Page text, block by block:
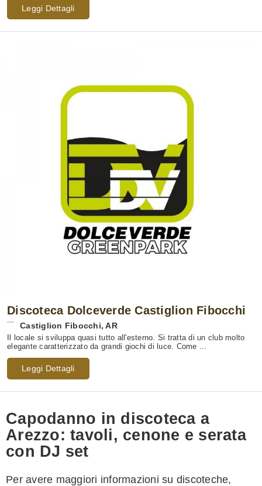
Leggi Dettagli
Discoteca Dolceverde Castiglion Fibocchi
Castiglion Fibocchi,AR
Il locale si sviluppa quasi tutto all'esterno. Si tratta di un club molto
elegante caratterizzato da grandi giochi di luce. Come ...
Leggi Dettagli
Capodanno in discoteca a
Arezzo: tavoli, cenone e serata
con DJ set
Per avere maggiori informazioni su discoteche,